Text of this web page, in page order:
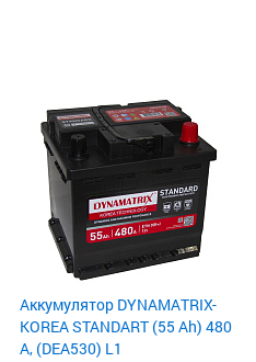
Аккумулятор DYNAMATRIX-
KOREA STANDART (55 Ah) 480
А, (DEA530) L1